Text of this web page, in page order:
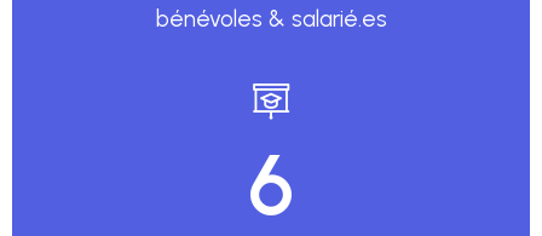
bénévoles & salarié.es
6